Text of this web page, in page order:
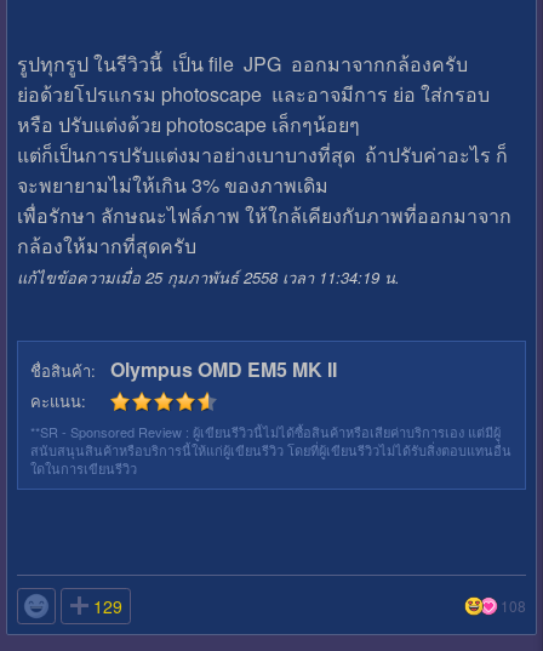
รูปทุกรูป ในรีวิวนี้ เป็น file JPG ออกมาจากกล้องครับ
ย่อด้วยโปรแกรม photoscape และอาจมีการ ย่อ ใส่กรอบ
หรือ ปรับแต่งด้วย photoscape เล็กๆน้อยๆ
แต่ก็เป็นการปรับแต่งมาอย่างเบาบางที่สุด ถ้าปรับค่าอะไร ก็
จะพยายามไม่ให้เกิน 3% ของภาพเดิม
เพื่อรักษา ลักษณะไฟล์ภาพ ให้ใกล้เคียงกับภาพที่ออกมาจาก
กล้องให้มากที่สุดครับ
แก้ไขข้อความเมื่อ 25 กุมภาพันธ์ 2558 เวลา 11:34:19 น.
ชื่อสินค้า: Olympus OMD EM5 MK II
คะแนน:
**SR - Sponsored Review : ผู้เขียนรีวิวนี้ไม่ได้ซื้อสินค้าหรือเสียค่าบริการเอง แต่มีผู้
สนับสนุนสินค้าหรือบริการนี้ให้แก่ผู้เขียนรีวิว โดยที่ผู้เขียนรีวิวไม่ได้รับสิ่งตอบแทนอื่น
ใดในการเขียนรีวิว
 129 108